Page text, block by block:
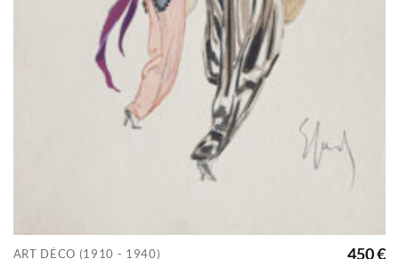
ART DÉCO (1910 - 1940) 450€